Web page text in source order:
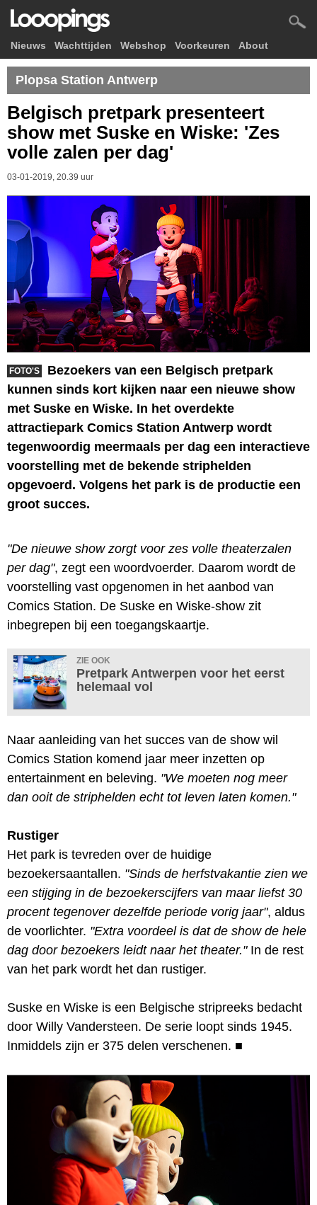
Nieuws Wachttijden Webshop Voorkeuren About
Plopsa Station Antwerp
Belgisch pretpark presenteert
show met Suske en Wiske: 'Zes
volle zalen per dag'
03-01-2019, 20.39 uur
FOTO'S
Bezoekers van een Belgisch pretpark
kunnen sinds kort kijken naar een nieuwe show
met Suske en Wiske. In het overdekte
attractiepark Comics Station Antwerp wordt
tegenwoordig meermaals per dag een interactieve
voorstelling met de bekende striphelden
opgevoerd. Volgens het park is de productie een
groot succes.
"De nieuwe show zorgt voor zes volle theaterzalen
per dag", zegt een woordvoerder. Daarom wordt de
voorstelling vast opgenomen in het aanbod van
Comics Station. De Suske en Wiske-show zit
inbegrepen bij een toegangskaartje.
ZIE OOK
Pretpark Antwerpen voor het eerst
helemaal vol
Naar aanleiding van het succes van de show wil
Comics Station komend jaar meer inzetten op
entertainment en beleving. "We moeten nog meer
dan ooit de striphelden echt tot leven laten komen."
Rustiger
Het park is tevreden over de huidige
bezoekersaantallen. "Sinds de herfstvakantie zien we
een stijging in de bezoekerscijfers van maar liefst 30
procent tegenover dezelfde periode vorig jaar", aldus
de voorlichter. "Extra voordeel is dat de show de hele
dag door bezoekers leidt naar het theater."In de rest
van het park wordt het dan rustiger.
Suske en Wiske is een Belgische stripreeks bedacht
door Willy Vandersteen. De serie loopt sinds 1945.
Inmiddels zijn er 375 delen verschenen. ■